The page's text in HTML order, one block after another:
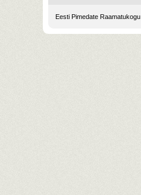
Eesti Pimedate Raamatukogu